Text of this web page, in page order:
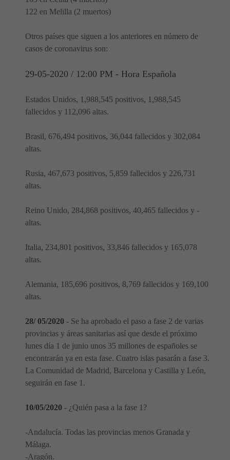
122 en Melilla (2 muertos)
Otros países que siguen a los anteriores en número de
casos de coronavirus son:
29-05-2020 / 12:00 PM - Hora Española
Estados Unidos, 1,988,545 positivos, 1,988,545
fallecidos y 112,096 altas.
Brasil, 676,494 positivos, 36,044 fallecidos y 302,084
altas.
Rusia, 467,673 positivos, 5,859 fallecidos y 226,731
altas.
Reino Unido, 284,868 positivos, 40,465 fallecidos y -
altas.
Italia, 234,801 positivos, 33,846 fallecidos y 165,078
altas.
Alemania, 185,696 positivos, 8,769 fallecidos y 169,100
altas.
28/ 05/2020 - Se ha aprobado el paso a fase 2 de varias
provincias y áreas sanitarias así que desde el próximo
lunes día 1 de junio unos 35 millones de españoles se
encontrarán ya en esta fase. Cuatro islas pasarán a fase 3.
La Comunidad de Madrid, Barcelona y Castilla y León,
seguirán en fase 1.
10/05/2020 - ¿Quién pasa a la fase 1?
-Andalucía. Todas las provincias menos Granada y
Málaga.
-Aragón.